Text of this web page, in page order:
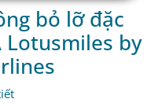
bỏ lỡ đặc
Lotusmiles by